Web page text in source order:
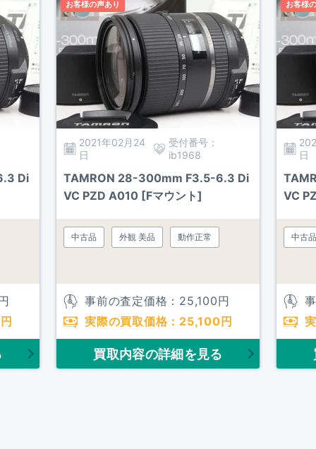
Di
円
お客様の声あり
2021年02月24
日
受付番号：
ib1968
TAMRON 28-300mm F3.5-6.3 Di
VC PZD A010 [Fマウント]
中古品 外観 美品 動作正常
事前の査定価格： 25,100円
実際の買取価格： 25,100 円
買取内容の詳細を見る
お客様
日
VC
中古品